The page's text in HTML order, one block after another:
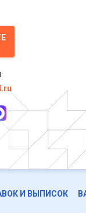
И ВЫПИСОК